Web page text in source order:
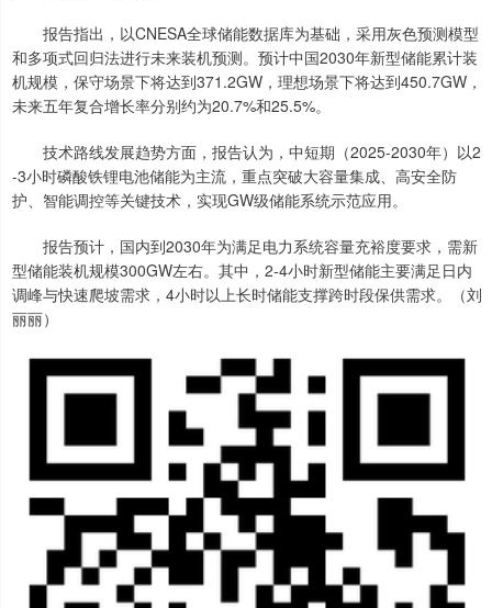
报告指出，以CNESA全球储能数据库为基础，采用灰色预测模型
和多项式回归法进行未来装机预测。预计中国2030年新型储能累计装
机规模，保守场景下将达到371.2GW，理想场景下将达到450.7GW，
未来五年复合增长率分别约为20.7%和25.5%。
技术路线发展趋势方面，报告认为，中短期（2025-2030年）以2
-3小时磷酸铁锂电池储能为主流，重点突破大容量集成、高安全防
护、智能调控等关键技术，实现GW级储能系统示范应用。
报告预计，国内到2030年为满足电力系统容量充裕度要求，需新
型储能装机规模300GW左右。其中，2-4小时新型储能主要满足日内
调峰与快速爬坡需求，4小时以上长时储能支撑跨时段保供需求。（刘
丽丽）